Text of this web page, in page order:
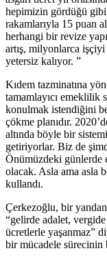
hepimizin gördüğü
rakamlarıyla 15 puan
herhangi bir revize
artış, milyonlarca
yetersiz kalıyor. ”
Kıdem tazminatına
tamamlayıcı emeklilik
konulmak istendiğini
çökme planıdır.
altında böyle bir
getiriyorlar. Biz de
Önümüzdeki günlerde
olacak. Asla ama asla
kullandı.
Çerkezoğlu, bir
“gelirde adalet,
ücretlerle yaşanmaz”
bir mücadele sürecinin